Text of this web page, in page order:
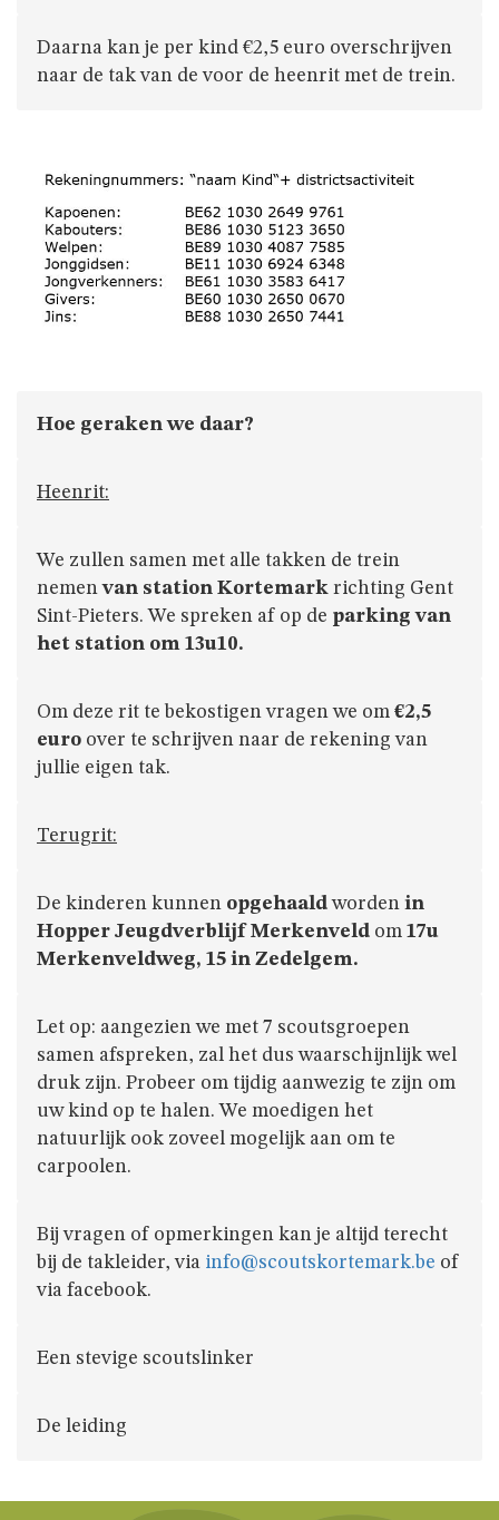
Daarna kan je per kind €2,5 euro overschrijven
naar de tak van de voor de heenrit met de trein.
Hoe geraken we daar?
Heenrit:
We zullen samen met alle takken de trein
nemenvan station Kortemark richting Gent
Sint-Pieters. We spreken af op de parking van
het station om 13u10.
Om deze rit te bekostigen vragen we om €2,5
euro over te schrijven naar de rekening van
jullie eigen tak.
Terugrit:
De kinderen kunnen opgehaaldworden in
Hopper Jeugdverblijf Merkenveld om 17u
Merkenveldweg, 15 in Zedelgem.
Let op: aangezien we met 7 scoutsgroepen
samen afspreken, zal het dus waarschijnlijk wel
druk zijn. Probeer om tijdig aanwezig te zijn om
uw kind op te halen. We moedigen het
natuurlijk ook zoveel mogelijk aan om te
carpoolen.
Bij vragen of opmerkingen kan je altijd terecht
bij de takleider, via info@scoutskortemark.be of
via facebook.
Een stevige scoutslinker
De leiding